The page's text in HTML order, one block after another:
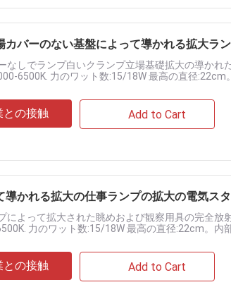
カバーのない基盤によって導かれる拡大ラ
なしでランプ白いクランプ立場基礎拡大の導かれ
6500K. 力のワット数:15/18W 最高の直径
との接触 Add to Cart
導かれる拡大の仕事ランプの拡大の電気ス
によって拡大された眺めおよび観察用具の完全放
力のワット数:15/18W 最高の直径:22cm。
との接触 Add to Cart